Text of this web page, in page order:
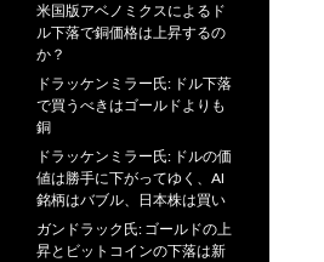
米国版アベノミクスによるド
ル下落で銅価格は上昇するの
か？
ドラッケンミラー氏: ドル下落
で買うべきはゴールドよりも
銅
ドラッケンミラー氏: ドルの価
値は勝手に下がってゆく、AI
銘柄はバブル、日本株は買い
ガンドラック氏: ゴールドの上
昇とビットコインの下落は新